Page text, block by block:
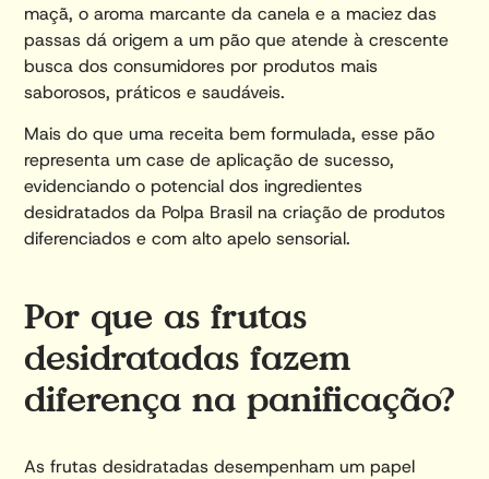
maçã, o aroma marcante da canela e a maciez das
passas dá origem a um pão que atende à crescente
busca dos consumidores por produtos mais
saborosos, práticos e saudáveis.
Mais do que uma receita bem formulada, esse pão
representa um case de aplicação de sucesso,
evidenciando o potencial dos ingredientes
desidratados da Polpa Brasil na criação de produtos
diferenciados e com alto apelo sensorial.
Por que as frutas
desidratadas fazem
diferença na panificação?
As frutas desidratadas desempenham um papel